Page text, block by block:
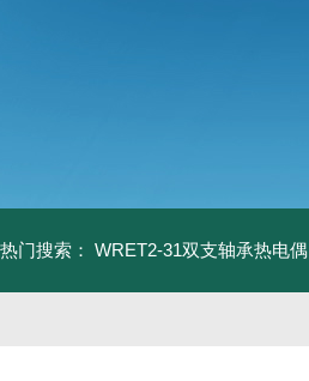
热门搜索： WRET2-31双支轴承热电偶